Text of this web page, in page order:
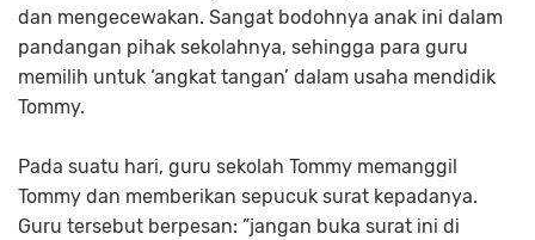
dan mengecewakan. Sangat bodohnya anak ini dalam
pandangan pihak sekolahnya, sehingga para guru
memilih untuk ‘angkat tangan’ dalam usaha mendidik
Tommy.
Pada suatu hari, guru sekolah Tommy memanggil
Tommy dan memberikan sepucuk surat kepadanya.
Guru tersebut berpesan: ”jangan buka surat ini di